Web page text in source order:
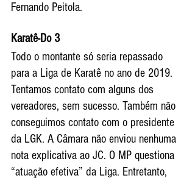
Fernando Peitola.
Karatê-Do 3
Todo o montante só seria repassado
para a Liga de Karatê no ano de 2019.
Tentamos contato com alguns dos
vereadores, sem sucesso. Também não
conseguimos contato com o presidente
da LGK. A Câmara não enviou nenhuma
nota explicativa ao JC. O MP questiona
“atuação efetiva” da Liga. Entretanto,